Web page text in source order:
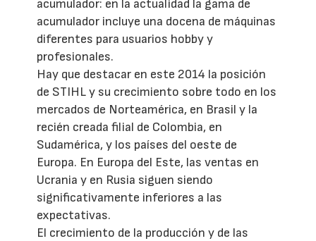
acumulador: en la actualidad la gama de
acumulador incluye una docena de máquinas
diferentes para usuarios hobby y
profesionales.
Hay que destacar en este 2014 la posición
de STIHL y su crecimiento sobre todo en los
mercados de Norteamérica, en Brasil y la
recién creada filial de Colombia, en
Sudamérica, y los países del oeste de
Europa. En Europa del Este, las ventas en
Ucrania y en Rusia siguen siendo
significativamente inferiores a las
expectativas.
El crecimiento de la producción y de las